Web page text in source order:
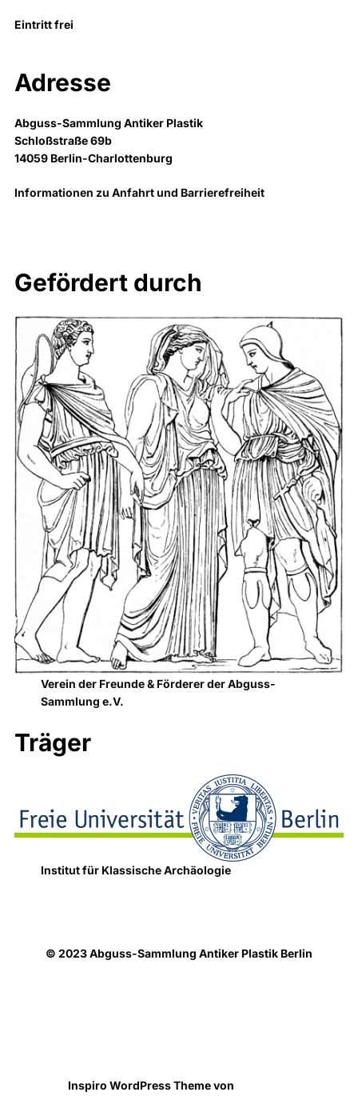
Eintritt frei
Adresse
Abguss-Sammlung Antiker Plastik
Schloßstraße 69b
14059 Berlin-Charlottenburg
Informationen zu Anfahrt und Barrierefreiheit
Gefördert durch
Verein der Freunde & Förderer der Abguss-
Sammlung e.V.
Träger
Institut für Klassische Archäologie
© 2023 Abguss-Sammlung Antiker Plastik Berlin
Inspiro WordPress Theme von